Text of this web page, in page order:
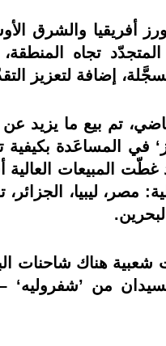
أفريقيا والشرق
تجاه
إضافة لتعزيز
في المساعَدة
غطّت المبيعات
مصر، ليبيا،
شعبية هناك شاحنات
من ’شفروليه‘ –